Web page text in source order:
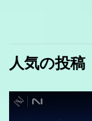
人気の投稿